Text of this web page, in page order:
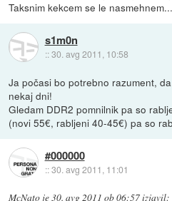
Taksnim kekcem se le nasmehnem...
s1m0n
::30. avg 2011, 10:58
Ja počasi bo potrebno razument,
nekaj dni!
Gledam DDR2 pomnilnik pa so
(novi 55€, rabljeni 40-45€) pa so
#000000
::30. avg 2011, 11:01
McNato je30. avg 2011 ob 06:57izjavil: